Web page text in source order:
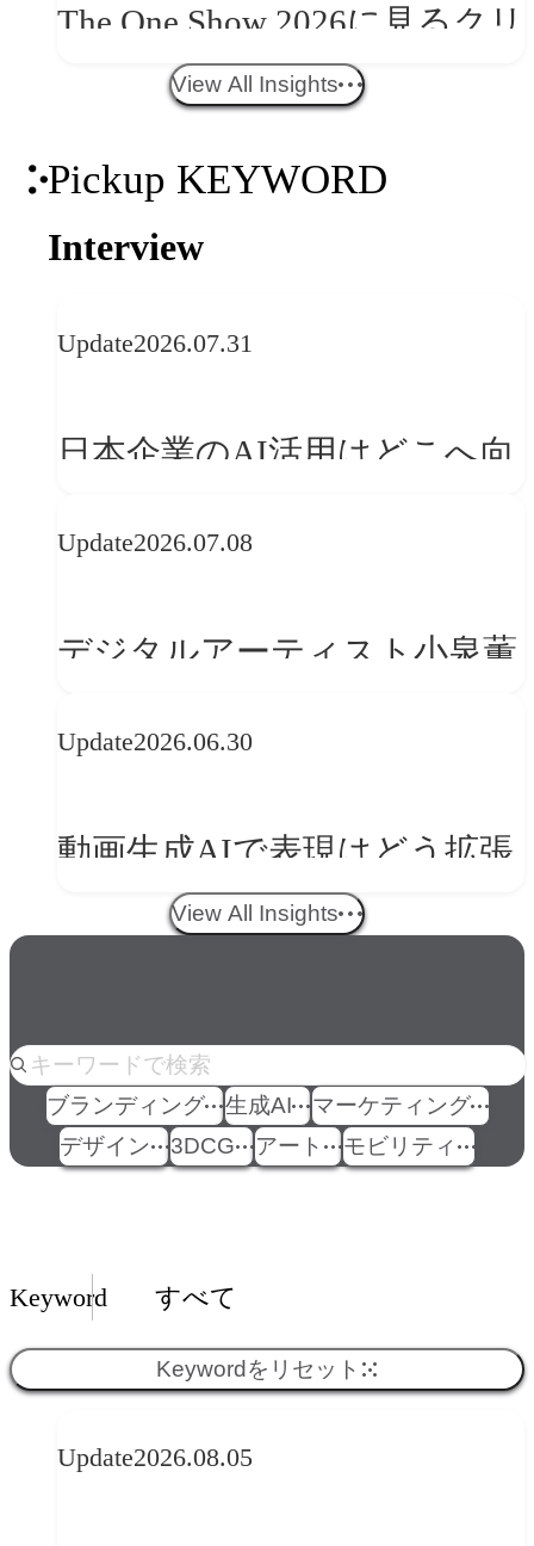
The One Show 2026に見るクリ
エイティブトレンド──社会
「体験」へ変える
View All Insights
Pickup KEYWORD
Interview
Update2026.07.31
日本企業のAI活用はどこへ向
レンドに見る「人間中心」へ
Update2026.07.08
デジタルアーティスト小泉薫
ークフロー設計と「ノイズと
Update2026.06.30
動画生成AIで表現はどう拡張
する？映像ディレクター橋本
View All Insights
人気のkeyword
ブランディング 生成AI
マーケティング
デザイン
3DCG アート モビリティ
Insights一覧
Keyword すべて
Keywordをリセット
Update2026.08.05